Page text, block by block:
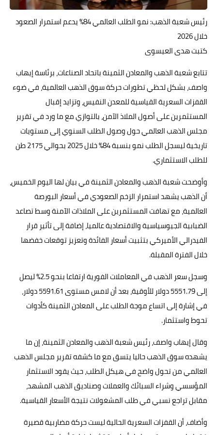
حوادث وقضايا
فن المطبخ
مقالات
رئيس شعبة الذهب: نمو الطلب العالمي 84% يدعم استمرار الصعود
خلال 2026
كتبت هدى العيسوى
تتابع شعبة الذهب والمعادن الثمينة باتحاد الصناعات، برئاسة إيهاب
واصف، بشكل لحظي تطورات حركة سوق الذهب العالمية، في ضوء
القفزات السعرية القياسية للمعدن النفيس، وتزايد إقبال
المستثمرين على أصول الملاذ الآمن، بالتوازي مع ما ورد في تقرير
مجلس الذهب العالمي حول وصول الطلب السنوي إلى مستويات
تاريخية ليسجل الطلب نمو بنسبة 84% خلال 2025 بحوالي 2175 طن
للطلب الاستثماري.
وأوضحت شعبة الذهب والمعادن الثمينة في بيان لها اليوم الخميس،
أن الذهب يشهد استمرار الزخم الصعودي في أسعار البورصة
العالمية، مع تهافت المستثمرين على الملاذات الآمنة وسط تصاعد
الضبابية الجيوسياسية والاقتصادية عالميا، إضافة إلى تأثير قرار
الفيدرالي الأميركي بتثبيت أسعار الفائدة وتعزيز توقعات خفضها
خلال الفترة المقبلة.
وسجل سعر الذهب في المعاملات الفورية ارتفاعا بنحو 2.5% ليصل
إلى 5551.79 دولار للأوقية، بعد أن لامس مستوى 5591.61 دولار،
في إشارة إلى اتساع موجة الطلب على المعادن الثمينة كأدوات
تحوط واستثمار.
وقال إيهاب واصف، رئيس شعبة الذهب والمعادن الثمينة، إن ما
يشهده سوق الذهب حاليا يتسق مع ما كشفه تقرير مجلس الذهب
العالمي من تحول واضح في هيكل الطلب، حيث يقود الاستثمار
المؤسسي وشراء السبائك والعملات وصناديق الذهب المشهد،
مقابل تراجع نسبي في طلب المشغولات نتيجة الأسعار القياسية.
وأضاف، أن القفزات السعرية الحالية ليست حركة مضاربية قصيرة